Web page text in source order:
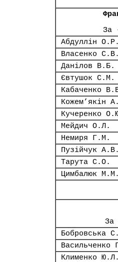
За
Абдуллін О.Р.
Власенко С.В.
Данілов В.Б.
Євтушок С.М.
Кабаченко
Кожем’якін
Кучеренко
Мейдич О.Л.
Немиря Г.М.
Пузійчук А.В.
Тарута С.О.
Цимбалюк М.М.
За
Бобровська
Васильченко
Клименко Ю.Л.